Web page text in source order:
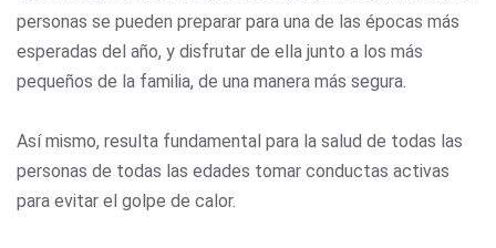
personas se pueden preparar para una de las épocas más
esperadas del año, y disfrutar de ella junto a los más
pequeños de la familia, de una manera más segura.
Así mismo, resulta fundamental para la salud de todas las
personas de todas las edades tomar conductas activas
para evitar el golpe de calor.